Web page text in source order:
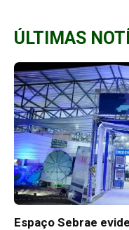
ÚLTIMAS
Espaço Sebrae